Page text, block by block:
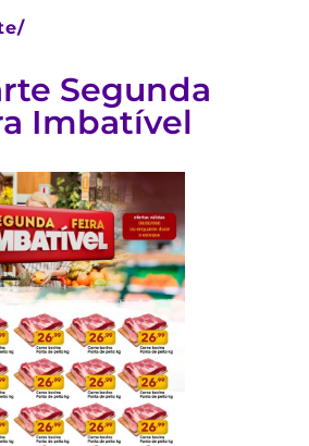
Segunda
Imbatível